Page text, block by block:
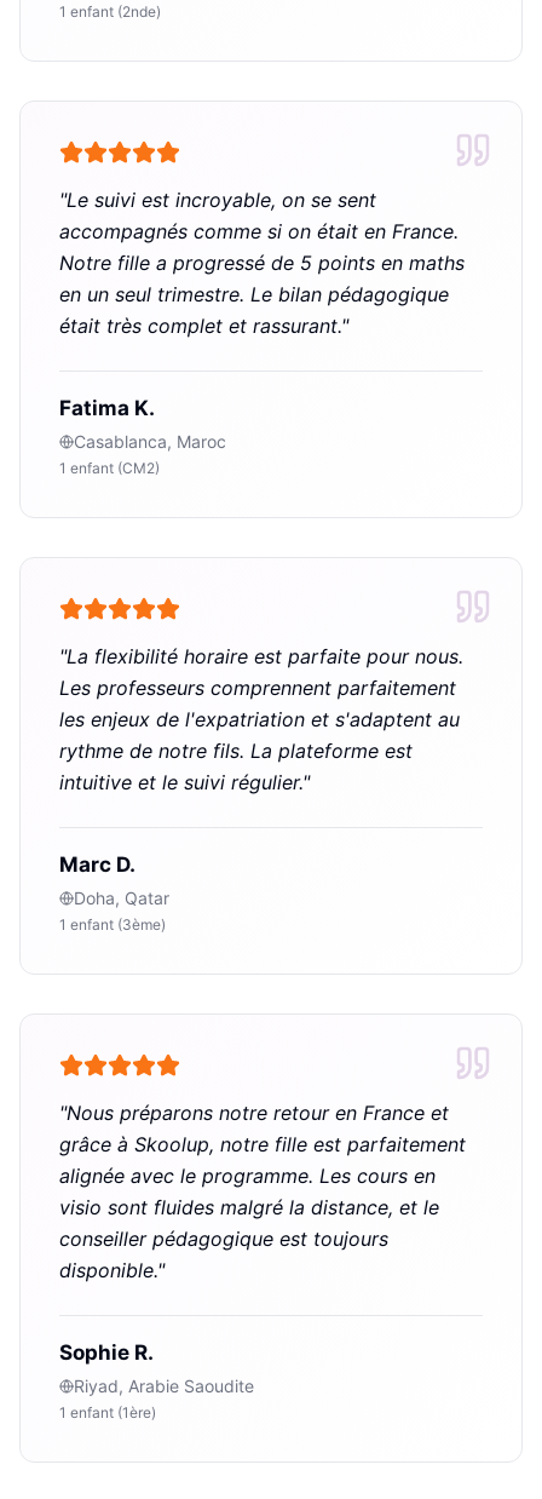
1 enfant (2nde)
"Le suivi est incroyable, on se sent
accompagnés comme si on était en France.
Notre fille a progressé de 5 points en maths
en un seul trimestre. Le bilan pédagogique
était très complet et rassurant."
Fatima K.
Casablanca, Maroc
1 enfant (CM2)
"La flexibilité horaire est parfaite pour nous.
Les professeurs comprennent parfaitement
les enjeux de l'expatriation et s'adaptent au
rythme de notre fils. La plateforme est
intuitive et le suivi régulier."
Marc D.
Doha, Qatar
1 enfant (3ème)
"Nous préparons notre retour en France et
grâce à Skoolup, notre fille est parfaitement
alignée avec le programme. Les cours en
visio sont fluides malgré la distance, et le
conseiller pédagogique est toujours
disponible."
Sophie R.
Riyad, Arabie Saoudite
1 enfant (1ère)